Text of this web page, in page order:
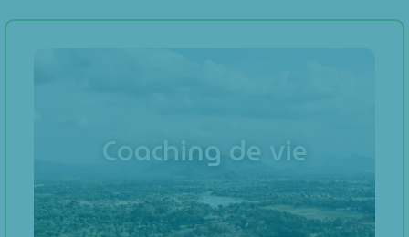
Coaching de vie